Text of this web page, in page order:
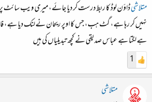
متلاشیڈاؤن لوڈ کا ربط درست کر دیا جائے، میری ویب سائٹ پر
نہیں کر رہا ہے، گٹ ہب، جس کا اوپر ریحان نے لنک دیا ہے،
ہے لگتا ہے عباس صدیقی نے کچھ تبدیلیاں کی ہیں
1
متلاشی